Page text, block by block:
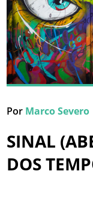
Por Marco Severo
SINAL
DOS